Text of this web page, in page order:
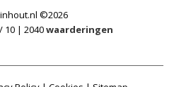
©2026
/ 10 | 2040waarderingen